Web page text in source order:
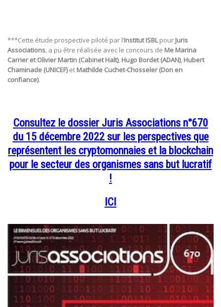
***Cette étude prospective piloté par l’Institut ISBLpour Juris
Associations , a pu être réalisée avec le concours de Me Marina
Carrier et Olivier Martin (Cabinet Halt), Hugo Bordet (ADAN), Hubert
Chaminade (UNICEF)et Mathilde Cuchet-Chosseler (Don en
confiance).
Consultez le dossier Juris Associationsn°670
du 15 décembre 2022 sur les perspectives que
représentent les cryptomonnaies et la blockchain
pour le secteur des organismes sans but lucratif
!
ICI